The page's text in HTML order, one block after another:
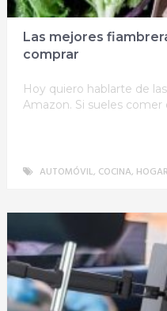
Las mejores
comprar
Hoy quiero hablarte de
Amazon. Si sueles comer
AUTOMÓVIL, COCINA, HOGAR